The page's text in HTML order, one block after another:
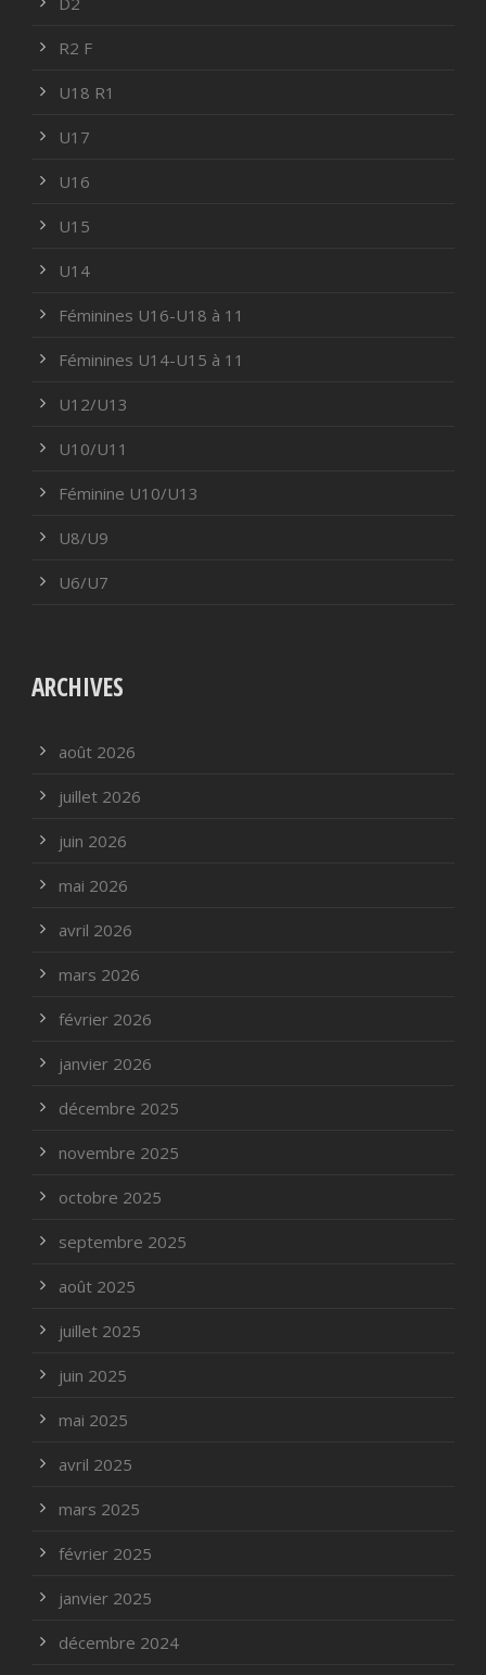
R2 F
U18 R1
U17
U16
U15
U14
Féminines U16-U18 à 11
Féminines U14-U15 à 11
U12/U13
U10/U11
Féminine U10/U13
U8/U9
U6/U7
ARCHIVES
août 2026
juillet 2026
juin 2026
mai 2026
avril 2026
mars 2026
février 2026
janvier 2026
décembre 2025
novembre 2025
octobre 2025
septembre 2025
août 2025
juillet 2025
juin 2025
mai 2025
avril 2025
mars 2025
février 2025
janvier 2025
décembre 2024